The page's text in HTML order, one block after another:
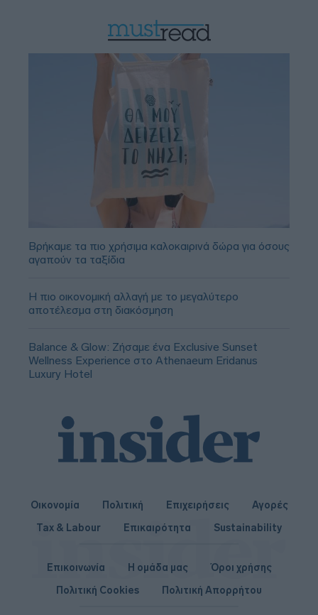
Βρήκαμε τα πιο χρήσιμα καλοκαιρινά δώρα για όσους
αγαπούν τα ταξίδια
Η πιο οικονομική αλλαγή με το μεγαλύτερο
αποτέλεσμα στη διακόσμηση
Balance & Glow: Ζήσαμε ένα Exclusive Sunset
Wellness Experience στο Athenaeum Eridanus
Luxury Hotel
Οικονομία Πολιτική Επιχειρήσεις
Αγορές
Tax & Labour
Επικαιρότητα Sustainability
Επικοινωνία Η ομάδα μας
Όροι χρήσης
Πολιτική Cookies
Πολιτική Απορρήτου